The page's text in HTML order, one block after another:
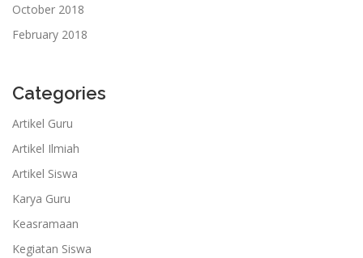
October 2018
February 2018
Categories
Artikel Guru
Artikel Ilmiah
Artikel Siswa
Karya Guru
Keasramaan
Kegiatan Siswa